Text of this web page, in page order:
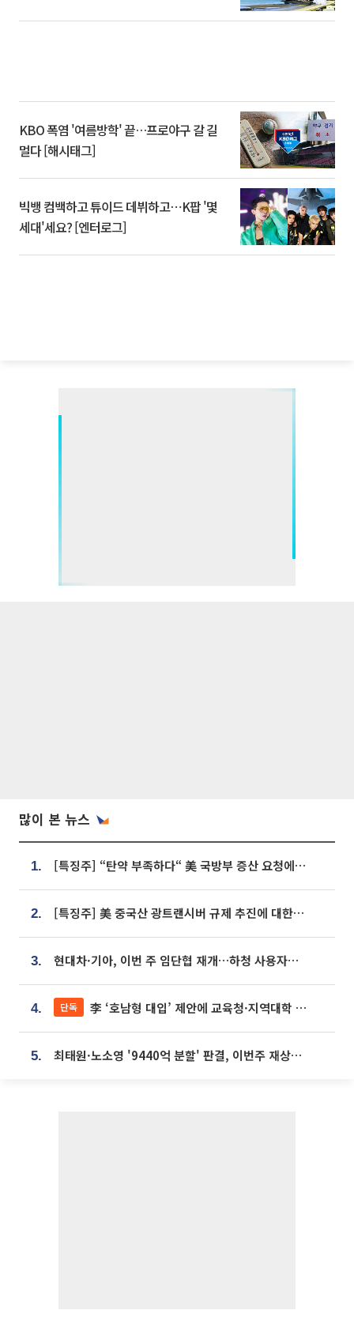
KBO 폭염 '여름방학' 끝…프로야구 갈 길
멀다 [해시태그]
빅뱅 컴백하고 튜이드 데뷔하고⋯K팝 '몇
세대'세요? [엔터로그]
많이 본 뉴스
1. [특징주] “탄약 부족하다“ 美 국방부 증산 요청에⋯국내 방산주 급등세
2. [특징주] 美 중국산 광트랜시버 규제 추진에 대한광통신 등 광통신株 강세
3. 현대차·기아, 이번 주 임단협 재개…하청 사용자성 재심도 ‘변수’
4. 단독 李 ‘호남형 대입’ 제안에 교육청·지역대학 서·논술형 입시 연계 '착수'
5. 최태원·노소영 '9440억 분할' 판결, 이번주 재상고 여부 주목